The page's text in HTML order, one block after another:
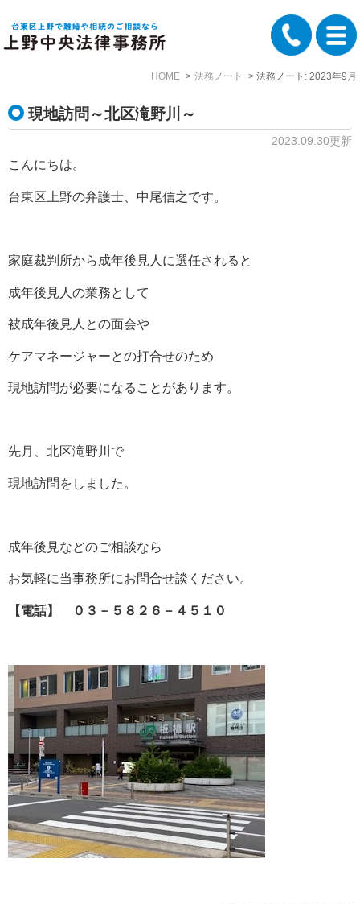
HOME 法務ノート 法務ノート: 2023年9月
現地訪問～北区滝野川～
2023.09.30更新
こんにちは。
台東区上野の弁護士、中尾信之です。
家庭裁判所から成年後見人に選任されると
成年後見人の業務として
被成年後見人との面会や
ケアマネージャーとの打合せのため
現地訪問が必要になることがあります。
先月、北区滝野川で
現地訪問をしました。
成年後見などのご相談なら
お気軽に当事務所にお問合せ談ください。
【電話】 ０３－５８２６－４５１０